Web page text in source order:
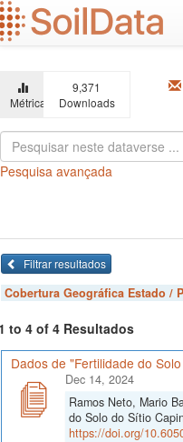
Ir
para
o
principal
Métricas
9,371
Downloads
Pesquisa avançada
Filtrar resultados
Cobertura Geográfica Estado /
to 4 of 4 Resultados
Dados de "Fertilidade do
Dec 14, 2024
Ramos Neto, Mario
do Solo do Sítio
https://doi.org/